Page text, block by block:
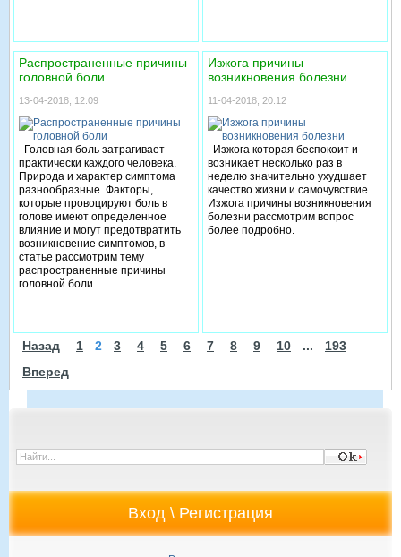
Распространенные причины
головной боли
13-04-2018, 12:09
Головная боль затрагивает
практически каждого человека.
Природа и характер симптома
разнообразные. Факторы,
которые провоцируют боль в
голове имеют определенное
влияние и могут предотвратить
возникновение симптомов, в
статье рассмотрим тему
распространенные причины
головной боли.
Изжога причины
возникновения болезни
11-04-2018, 20:12
Изжога которая беспокоит и
возникает несколько раз в
неделю значительно ухудшает
качество жизни и самочувствие.
Изжога причины возникновения
болезни рассмотрим вопрос
более подробно.
Назад 1 2 3 4 5 6 7 8 9 10 ...
193
Вперед